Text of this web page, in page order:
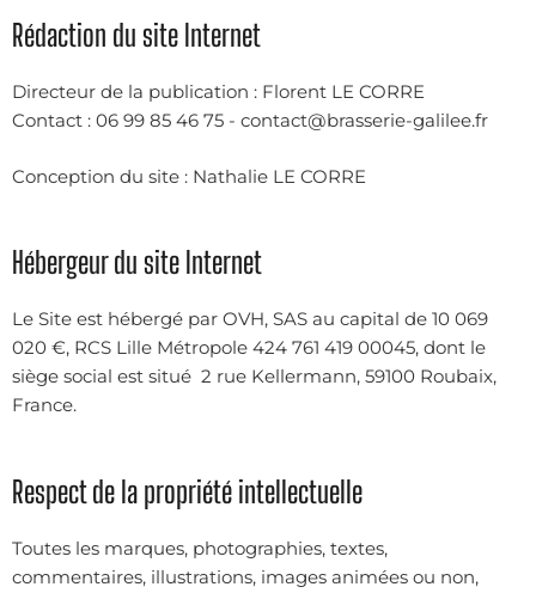
Rédaction du site Internet
Directeur de la publication : Florent LE CORRE
Contact : 06 99 85 46 75 - contact@brasserie-galilee.fr
Conception du site : Nathalie LE CORRE
Hébergeur du site Internet
Le Site est hébergé par OVH, SAS au capital de 10 069
020 €, RCS Lille Métropole 424 761 419 00045, dont le
siège social est situé 2 rue Kellermann, 59100 Roubaix,
France.
Respect de la propriété intellectuelle
Toutes les marques, photographies, textes,
commentaires, illustrations, images animées ou non,